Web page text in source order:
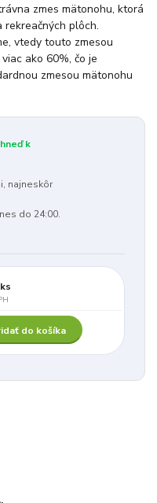
zmes mätonohu, ktorá
plôch.
vtedy touto zmesou
ako 60%, čo je
zmesou mätonohu
k
najneskôr
do 24:00.
ks
do košíka